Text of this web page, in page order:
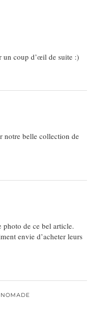
un coup d’œil de suite :)
notre belle collection de
photo de ce bel article.
envie d’acheter leurs